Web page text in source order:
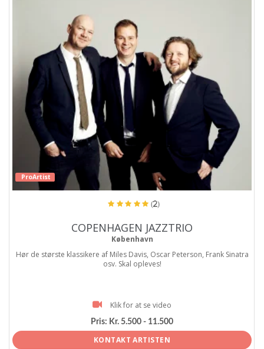
ProArtist
(2)
COPENHAGEN JAZZTRIO
København
Hør de største klassikere af Miles Davis, Oscar Peterson, Frank Sinatra
osv. Skal opleves!
Klik for at se video
Pris: Kr. 5.500 - 11.500
KONTAKT ARTISTEN